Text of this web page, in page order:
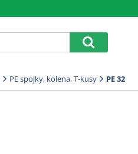
PE spojky, kolena, T-kusy PE 32